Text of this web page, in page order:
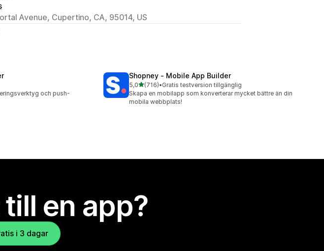
Avenue, Cupertino, CA, 95014, US
och push-
Shopney ‑ Mobile App Builder
5,0av 5 stjärnor
(716)
716 recensioner totalt
•Gratis testversion tillgänglig
Skapa en mobilapp som konverterar mycket bättre än din
mobila webbplats!
en app?
i 3 dagar